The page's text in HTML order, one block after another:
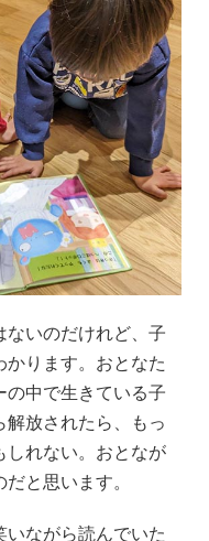
いのだけれど、子
ります。おとなた
中で生きている子
放されたら、もっ
しれない。おとなが
と思います。
いながら読んでいた